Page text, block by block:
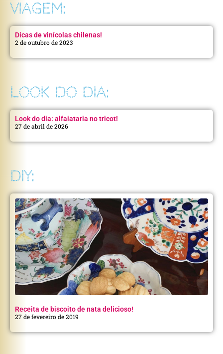
VIAGEM:
Dicas de vinícolas chilenas!
2 de outubro de 2023
LOOK DO DIA:
Look do dia: alfaiataria no tricot!
27 de abril de 2026
DIY:
Receita de biscoito de nata delicioso!
27 de fevereiro de 2019